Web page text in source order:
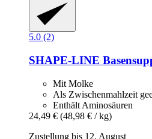
5.0 (2)
SHAPE-LINE
Mit Molke
Als Zwischenmahlzeit
Enthält Aminosäuren
24,49 € (48,98 € / kg)
Zustellung bis 12. August